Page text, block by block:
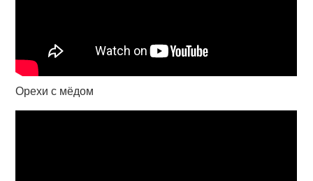
Орехи с мёдом